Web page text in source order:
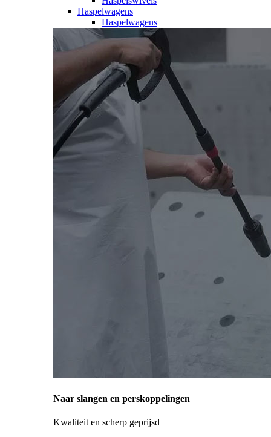
Haspelwagens
Haspelwagens
Naar slangen en perskoppelingen
Kwaliteit en scherp geprijsd